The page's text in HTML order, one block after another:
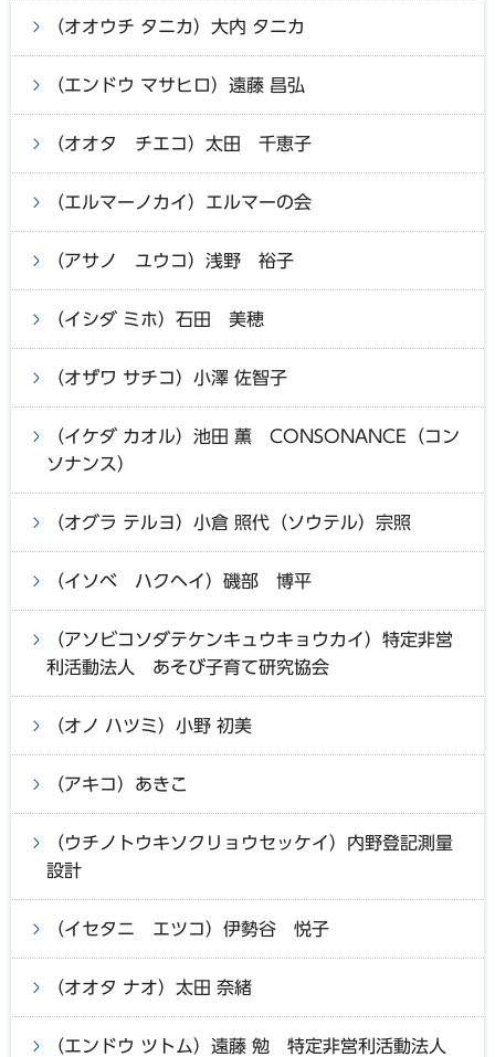
（オオウチ タニカ）大内 タニカ
（エンドウ マサヒロ）遠藤 昌弘
（オオタ チエコ）太田 千恵子
（エルマーノカイ）エルマーの会
（アサノ ユウコ）浅野 裕子
（イシダ ミホ）石田 美穂
（オザワ サチコ）小澤 佐智子
（イケダ カオル）池田 薫 CONSONANCE（コン
ソナンス）
（オグラ テルヨ）小倉 照代（ソウテル）宗照
（イソベ ハクヘイ）磯部 博平
（アソビコソダテケンキュウキョウカイ）特定非営
利活動法人 あそび子育て研究協会
（オノ ハツミ）小野 初美
（アキコ）あきこ
（ウチノトウキソクリョウセッケイ）内野登記測量
設計
（イセタニ エツコ）伊勢谷 悦子
（オオタ ナオ）太田 奈緒
（エンドウ ツトム）遠藤 勉 特定非営利活動法人